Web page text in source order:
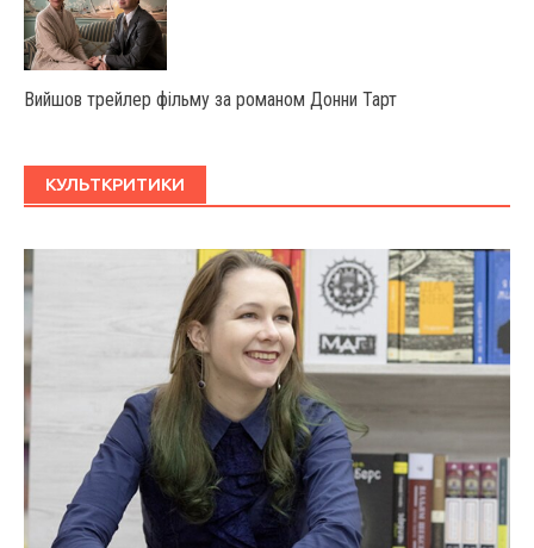
Вийшов трейлер фільму за романом Донни Тарт
КУЛЬТКРИТИКИ